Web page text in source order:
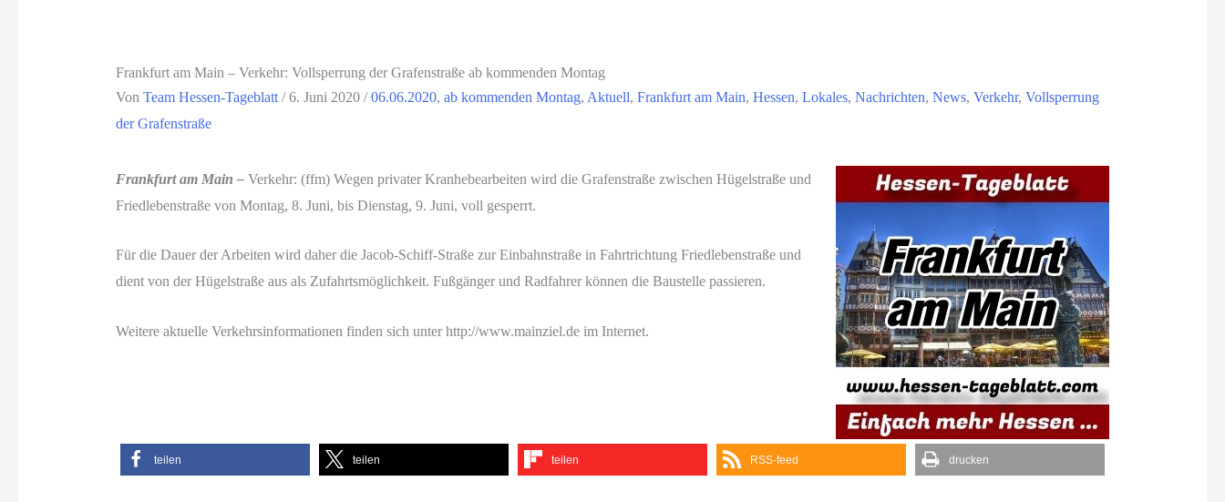
Frankfurt am Main – Verkehr: Vollsperrung der Grafenstraße ab kommenden Montag
Von Team Hessen-Tageblatt /6. Juni 2020 /06.06.2020, ab kommenden Montag, Aktuell, Frankfurt am Main, Hessen, Lokales, Nachrichten, News, Verkehr, Vollsperrung
der Grafenstraße
Frankfurt am Main –Verkehr: (ffm) Wegen privater Kranhebearbeiten wird die Grafenstraße zwischen Hügelstraße und
Friedlebenstraße von Montag, 8. Juni, bis Dienstag, 9. Juni, voll gesperrt.
Für die Dauer der Arbeiten wird daher die Jacob-Schiff-Straße zur Einbahnstraße in Fahrtrichtung Friedlebenstraße und
dient von der Hügelstraße aus als Zufahrtsmöglichkeit. Fußgänger und Radfahrer können die Baustelle passieren.
Weitere aktuelle Verkehrsinformationen finden sich unter http://www.mainziel.de im Internet.
teilen teilen teilen RSS-feed drucken